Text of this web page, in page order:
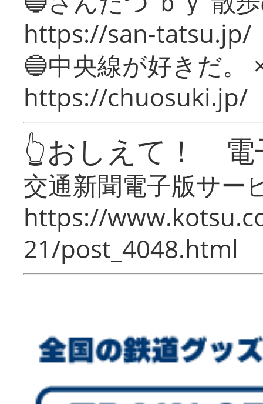
https://san-tatsu.jp/
🔵中央線が好きだ。
https://chuosuki.jp/
👆おしえて！ 電
交通新聞電子版サー
https://
21/post_4048.html